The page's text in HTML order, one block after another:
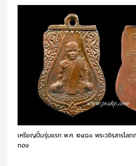
เหรียญปั๊มรุ่นแรก พ.ศ. ๒๔๘๑ พระวชิรสารโส
ทอง